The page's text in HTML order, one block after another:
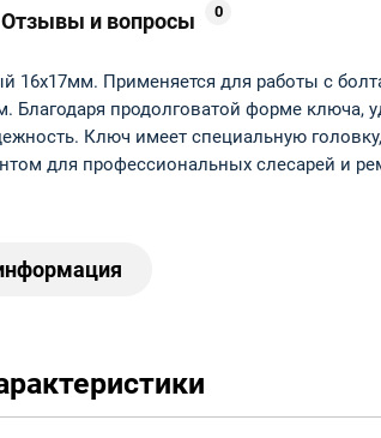
Отзывы и вопросы 0
16x17мм. Применяется для работы с
продолговатой форме ключа,
Ключ имеет специальную
для профессиональных слесарей и